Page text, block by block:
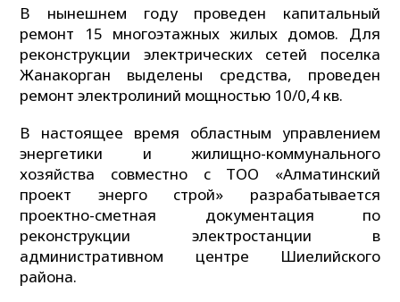
В нынешнем году проведен капитальный
ремонт 15 многоэтажных жилых домов. Для
реконструкции электрических сетей поселка
Жанакорган выделены средства, проведен
ремонт электролиний мощностью 10/0,4 кв.
В настоящее время областным управлением
энергетики и жилищно-коммунального
хозяйства совместно с ТОО «Алматинский
проект энерго строй» разрабатывается
проектно-сметная документация по
реконструкции электростанции в
административном центре Шиелийского
района.